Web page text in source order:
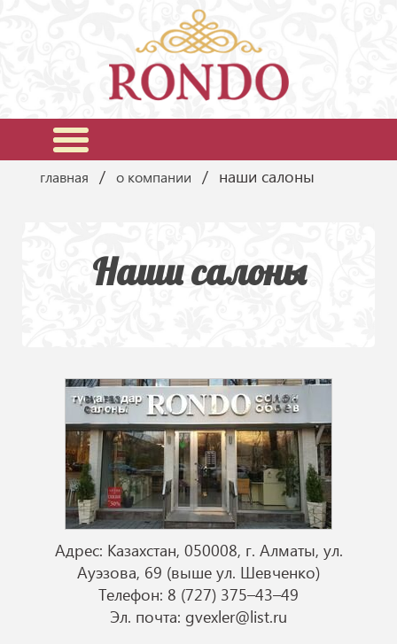
главная о компании наши салоны
Наши салоны
Адрес: Казахстан, 050008, г. Алматы, ул.
Ауэзова, 69 (выше ул. Шевченко)
Телефон: 8 (727) 375–43–49
Эл. почта: gvexler@list.ru